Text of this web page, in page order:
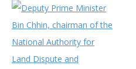
la Constitution du
Cambodge que dans les
Accords de Paix de Paris
sur le Cambodge signés il
y a presque 30…